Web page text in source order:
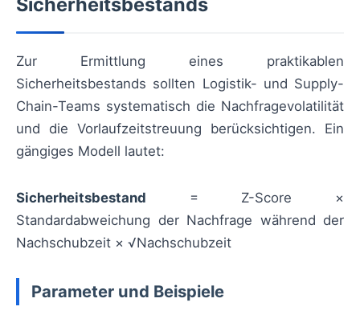
Zur Ermittlung eines praktikablen
Sicherheitsbestands sollten Logistik- und Supply-
Chain-Teams systematisch die Nachfragevolatilität
und die Vorlaufzeitstreuung berücksichtigen. Ein
gängiges Modell lautet:
Sicherheitsbestand = Z-Score ×
Standardabweichung der Nachfrage während der
Nachschubzeit × √Nachschubzeit
Parameter und Beispiele